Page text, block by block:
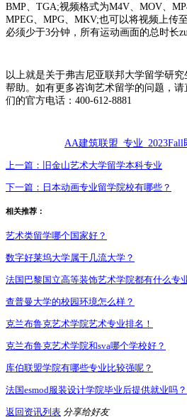
BMP、TGA;视频格式为M4V、MOV、
MPEG、MPG、MKV;也可以将视频上传
必须少于3分钟，所有运动画面的总时长
以上就是关于弗吉尼亚联邦大学留学研
帮助。如有更多咨询艺术留学的问题，
们的官方电话：400-612-8881
AA建筑联盟_专业_2023Fall
上一篇： 旧金山艺术大学留学本科专业
下一篇： 日本动画专业留学院校有哪些？
相关推荐：
艺术类留学哪个国家好？
数字好莱坞大学属于几流大学？
法国巴黎国立高等装饰艺术学院都有什么专
查普曼大学的校园环境怎么样？
克兰布鲁克艺术学院艺术专业排名！
克兰布鲁克艺术学院和sva哪个学校好？
库伯联盟学院有哪些专业比较强呢？
法国esmod服装设计学院毕业后提供就业吗？
返回资讯列表 分享给好友